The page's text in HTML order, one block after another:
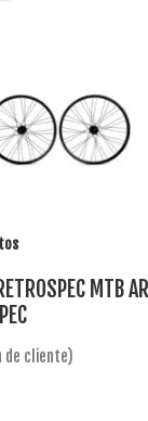
MTB
de cliente)